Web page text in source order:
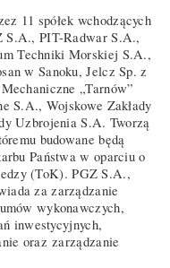
11 spółek wchodzących
S.A., PIT-Radwar S.A.,
Techniki Morskiej S.A.,
w Sanoku, Jelcz Sp. z
„Tarnów”
S.A., Wojskowe Zakłady
Uzbrojenia S.A. Tworzą
budowane będą
Państwa w oparciu o
(ToK). PGZ S.A.,
za zarządzanie
wykonawczych,
inwestycyjnych,
oraz zarządzanie